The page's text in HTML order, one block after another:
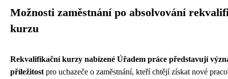
Možnosti zaměstnání po absolvování
kurzu
Rekvalifikační kurzy nabízené Úřadem práce představují
příležitost pro uchazeče o zaměstnání, kteří chtějí získat nové